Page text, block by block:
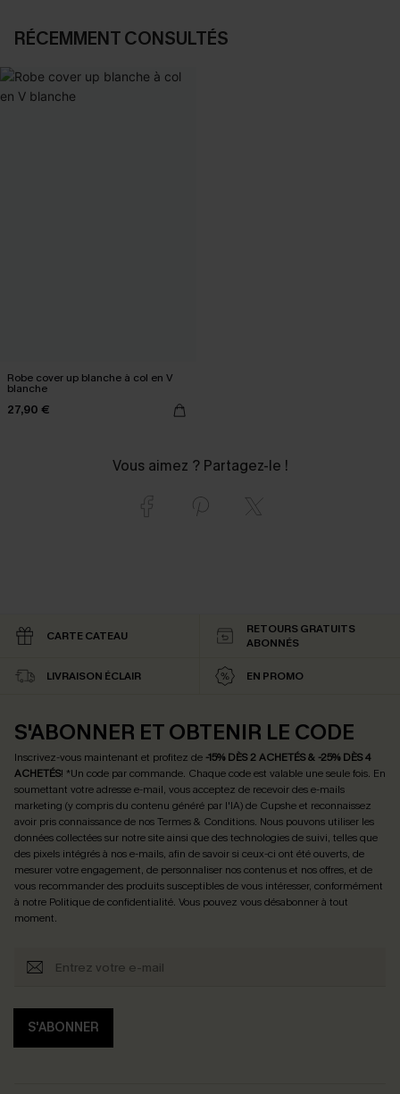
RÉCEMMENT CONSULTÉS
Robe cover up blanche à col en V
blanche
27,90 €
Vous aimez ? Partagez-le !
CARTE CATEAU
RETOURS GRATUITS
ABONNÉS
LIVRAISON ÉCLAIR EN PROMO
S'ABONNER ET OBTENIR LE CODE
Inscrivez-vous maintenant et profitez de -15% DÈS 2 ACHETÉS & -25% DÈS 4
ACHETÉS! *Un code par commande. Chaque code est valable une seule fois. En
soumettant votre adresse e-mail, vous acceptez de recevoir des e-mails
marketing (y compris du contenu généré par l'IA) de Cupshe et reconnaissez
avoir pris connaissance de nosTermes & Conditions. Nous pouvons utiliser les
données collectées sur notre site ainsi que des technologies de suivi, telles que
des pixels intégrés à nos e-mails, afin de savoir si ceux-ci ont été ouverts, de
mesurer votre engagement, de personnaliser nos contenus et nos offres, et de
vous recommander des produits susceptibles de vous intéresser, conformément
à notre Politique de confidentialité. Vous pouvez vous désabonner à tout
moment.
S'ABONNER